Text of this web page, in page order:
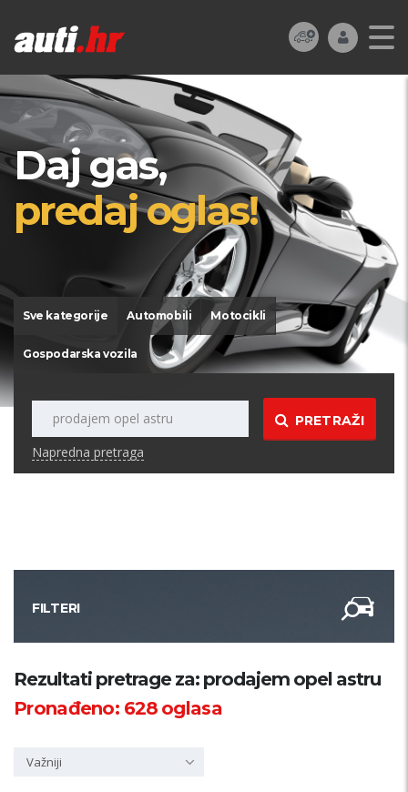
Daj gas,
predaj oglas!
Sve kategorije Automobili Motocikli
Gospodarska vozila
PRETRAŽI
Napredna pretraga
FILTERI
Kategorija
Rezultati pretrage za: prodajem opel astru
Pronađeno: 628oglasa
Važniji